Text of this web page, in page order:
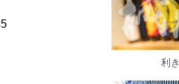
利